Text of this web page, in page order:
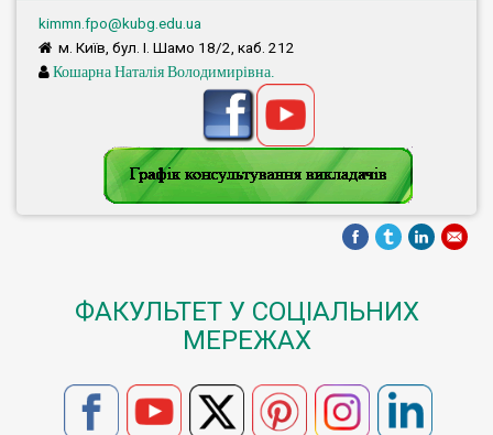
kimmn.fpo@kubg.edu.ua
м. Київ, бул. І. Шамо 18/2, каб. 212
Кошарна Наталія Володимирівна.
ФАКУЛЬТЕТ У СОЦІАЛЬНИХ
МЕРЕЖАХ